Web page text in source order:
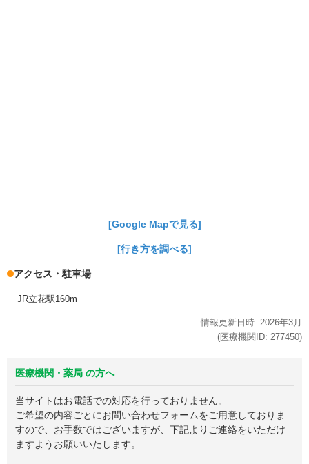
[Google Mapで見る]
[行き方を調べる]
アクセス・駐車場
JR立花駅160m
情報更新日時: 2026年3月
(医療機関ID: 277450)
医療機関・薬局 の方へ
当サイトはお電話での対応を行っておりません。
ご希望の内容ごとにお問い合わせフォームをご用意しておりま
すので、お手数ではございますが、下記よりご連絡をいただけ
ますようお願いいたします。